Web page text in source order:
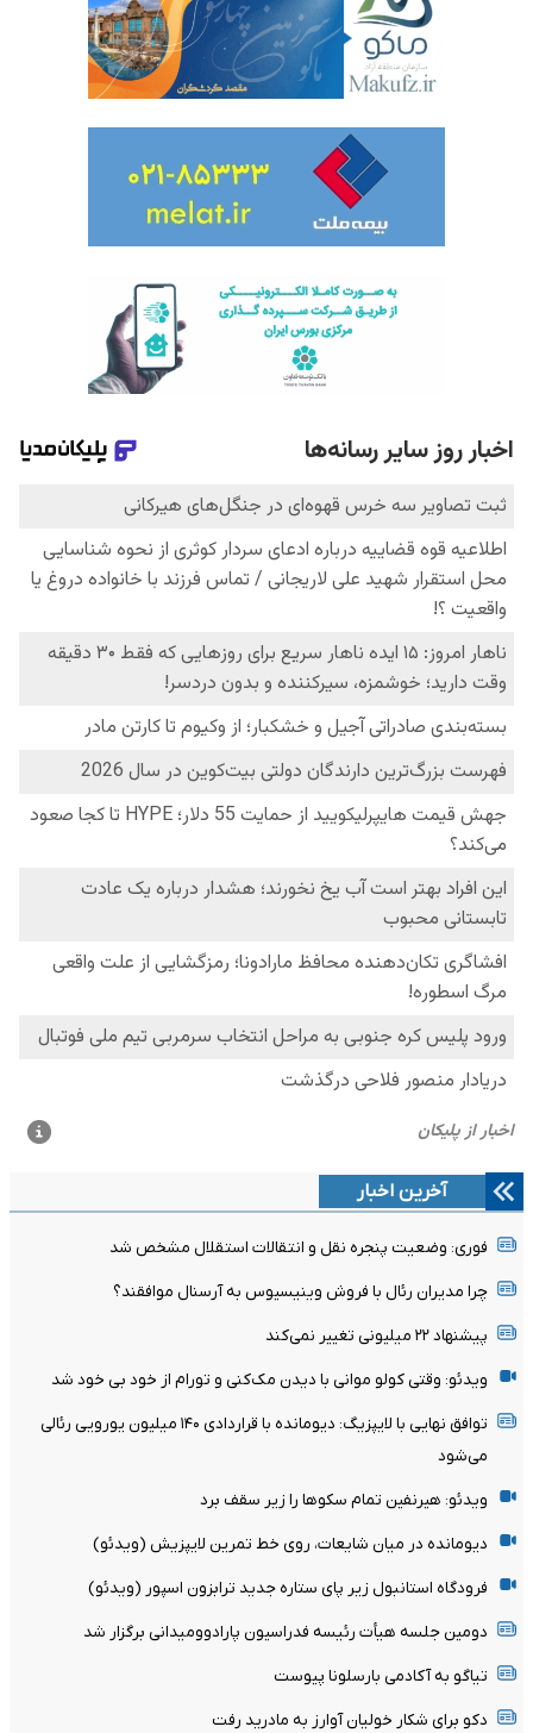
آخرین اخبار
فوری: وضعیت پنجره نقل و انتقالات استقلال مشخص شد
چرا مدیران رئال با فروش وینیسیوس به آرسنال موافقند؟
پیشنهاد ۲۲ میلیونی تغییر نمی‌کند
ویدئو: وقتی کولو موانی با دیدن مک‌کنی و تورام از خود بی خود شد
توافق نهایی با لایپزیگ: دیومانده با قراردادی ۱۴۰ میلیون یورویی رئالی
می‌شود
ویدئو: هیرنفین تمام سکوها را زیر سقف برد
دیومانده در میان شایعات، روی خط تمرین لایپزیش (ویدئو)
فرودگاه استانبول زیر پای ستاره جدید ترابزون اسپور (ویدئو)
دومین جلسه هیأت رئیسه فدراسیون پارادوومیدانی برگزار شد
تیاگو به آکادمی بارسلونا پیوست
دکو برای شکار خولیان آوارز به مادرید رفت